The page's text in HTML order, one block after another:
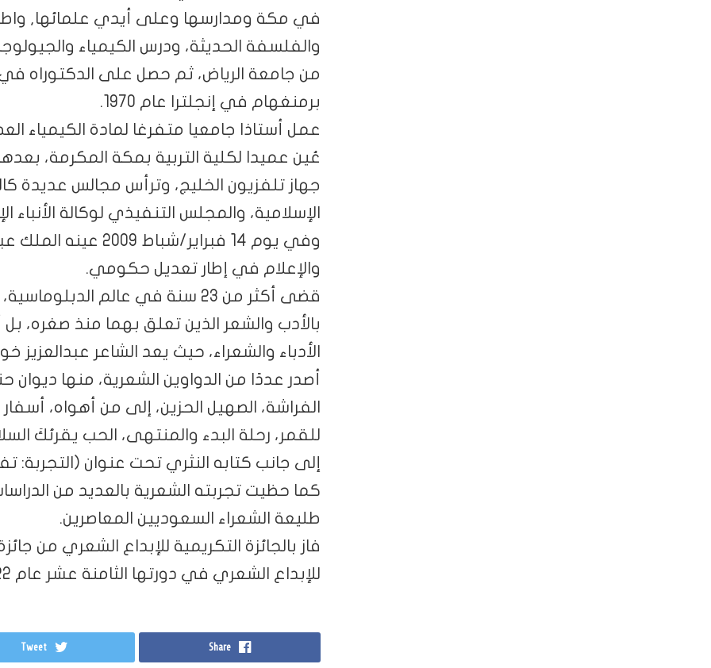
في مكة ومدارسها وعلى أيدي علمائها,
والفلسفة الحديثة، ودرس الكيمياء
من جامعة الرياض، ثم حصل على الدكتوراه
برمنغهام في إنجلترا عام 1970.
عمل أستاذا جامعيا متفرغا لمادة الكيمياء
عُين عميدا لكلية التربية بمكة المكرمة،
جهاز تلفزيون الخليج، وترأس مجالس عديدة
الإسلامية، والمجلس التنفيذي لوكالة الأنباء
وفي يوم 14 فبراير/
والإعلام في إطار تعديل حكومي.
قضى أكثر من 23 سنة في عالم
بالأدب والشعر الذين تعلق بهما منذ صغره،
الأدباء والشعراء، حيث يعد الشاعر عبدالعزيز
أصدر عددًا من الدواوين الشعرية، منها ديوان
الفراشة، الصهيل الحزين، إلى من أهواه،
للقمر، رحلة البدء والمنتهى، الحب يقرئكَ
إلى جانب كتابه النثري تحت عنوان (التجربة:
كما حظيت تجربته الشعرية بالعديد من
طليعة الشعراء السعوديين المعاصرين.
فاز بالجائزة التكريمية للإبداع الشعري من
للإبداع الشعري في دورتها الثامنة عشر عام 2022 .
Share
Tweet